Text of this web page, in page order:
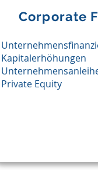
Corporate
Kapitalerhöhungen
Private Equity